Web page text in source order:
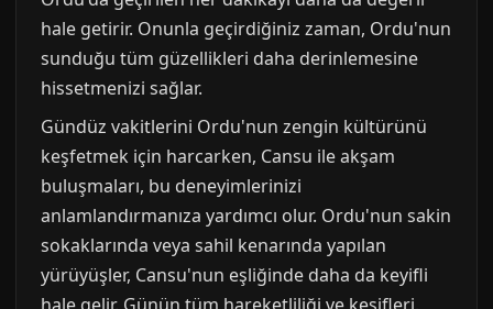
hale getirir. Onunla geçirdiğiniz zaman, Ordu'nun
sunduğu tüm güzellikleri daha derinlemesine
hissetmenizi sağlar.
Gündüz vakitlerini Ordu'nun zengin kültürünü
keşfetmek için harcarken, Cansu ile akşam
buluşmaları, bu deneyimlerinizi
anlamlandırmanıza yardımcı olur. Ordu'nun sakin
sokaklarında veya sahil kenarında yapılan
yürüyüşler, Cansu'nun eşliğinde daha da keyifli